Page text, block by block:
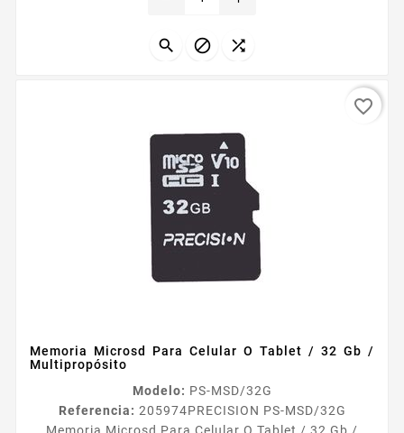
  
Memoria Microsd Para Celular O Tablet / 32 Gb /
Multipropósito
Modelo: PS-MSD/32G
Referencia: 205974PRECISION PS-MSD/32G
favorite_border